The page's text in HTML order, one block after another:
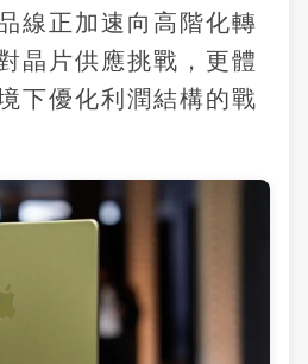
線正加速向高階化轉
晶片供應挑戰，更體
下優化利潤結構的戰